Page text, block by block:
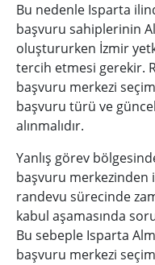
Bu nedenle Isparta
başvuru sahiplerinin
oluştururken İzmir
tercih etmesi gerekir.
başvuru merkezi
başvuru türü ve
alınmalıdır.
Yanlış görev
başvuru merkezinden
randevu sürecinde
kabul aşamasında
Bu sebeple Isparta
başvuru merkezi